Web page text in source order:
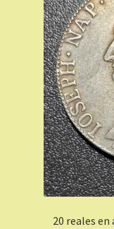
20 reales